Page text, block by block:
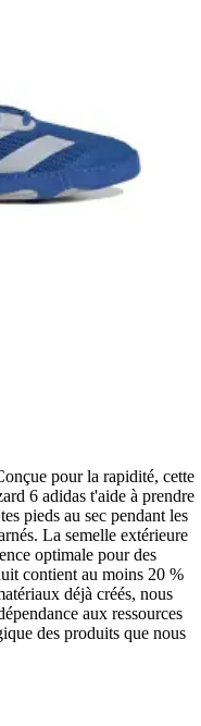
pour la rapidité, cette
6 adidas t'aide à prendre
pieds au sec pendant les
La semelle extérieure
optimale pour des
contient au moins 20 %
déjà créés, nous
aux ressources
des produits que nous